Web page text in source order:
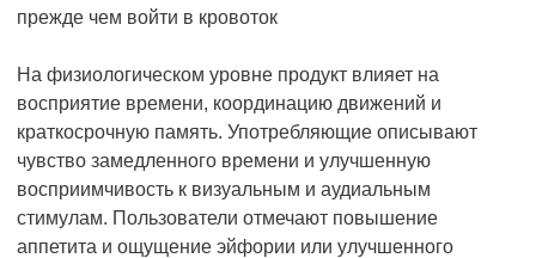
прежде чем войти в кровоток
На физиологическом уровне продукт влияет на
восприятие времени, координацию движений и
краткосрочную память. Употребляющие описывают
чувство замедленного времени и улучшенную
восприимчивость к визуальным и аудиальным
стимулам. Пользователи отмечают повышение
аппетита и ощущение эйфории или улучшенного